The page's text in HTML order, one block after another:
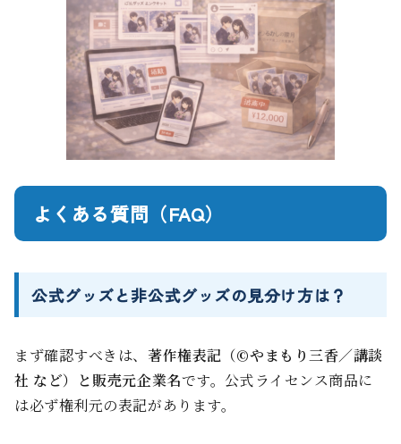
よくある質問（FAQ）
公式グッズと非公式グッズの見分け方は？
まず確認すべきは、 著作権表記（©やまもり三香／講談
社 など）と販売元企業名です。公式ライセンス商品に
は必ず権利元の表記があります。